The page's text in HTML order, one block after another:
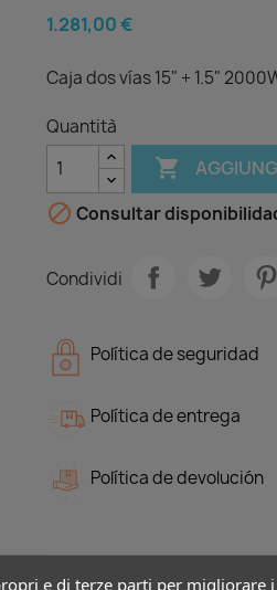
1.281,00 €
Caja dos vías 15" + 1.5"
Quantità

 Consultar
Condividi
Política de seguridad
Política de entrega
Política de devolución
e di terze parti per migliorare i